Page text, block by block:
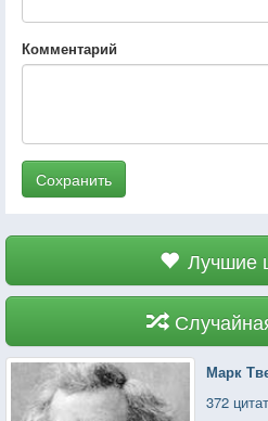
Комментарий
Сохранить
Лучшие
Марк
372